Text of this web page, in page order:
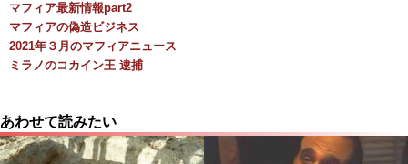
マフィア最新情報part2
マフィアの偽造ビジネス
2021年３月のマフィアニュース
ミラノのコカイン王 逮捕
あわせて読みたい